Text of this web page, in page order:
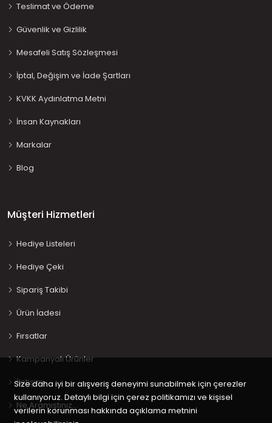
Teslimat ve Ödeme
Güvenlik ve Gizlilik
Mesafeli Satış Sözleşmesi
İptal, Değişim ve İade Şartları
KVKK Aydınlatma Metni
İnsan Kaynakları
Markalar
Blog
Müşteri Hizmetleri
Hediye Listeleri
Hediye Çeki
Sipariş Takibi
Ürün İadesi
Fırsatlar
Kampanyalı Ürünler
İletişim
Ne Aramıştınız…
Size daha iyi bir alışveriş deneyimi sunabilmek için çerezler
kullanıyoruz. Detaylı bilgi için çerez politikamızı ve kişisel
verilerin korunması hakkında açıklama metnini